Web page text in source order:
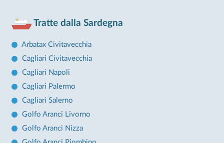
Tratte dalla Sardegna
Arbatax Civitavecchia
Cagliari Civitavecchia
Cagliari Napoli
Cagliari Palermo
Cagliari Salerno
Golfo Aranci Livorno
Golfo Aranci Nizza